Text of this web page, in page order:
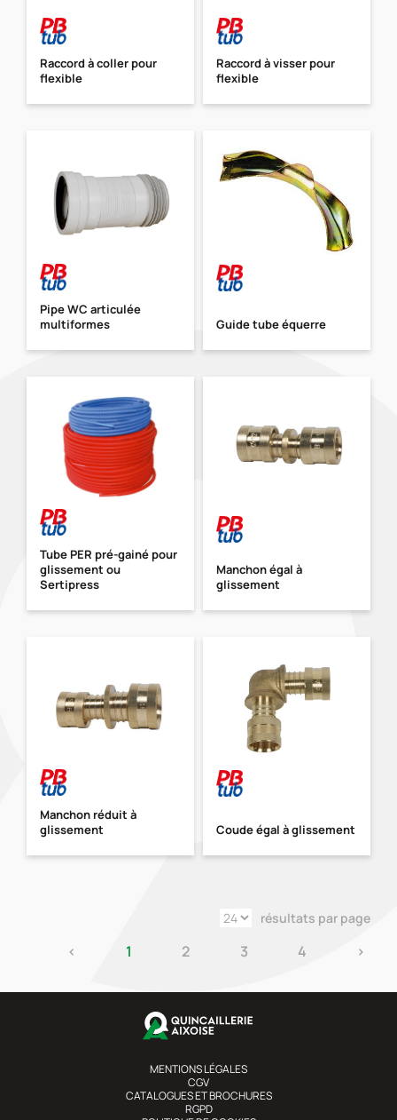
Raccord à coller pour
flexible
Raccord à visser pour
flexible
Pipe WC articulée
multiformes
Guide tube équerre
Tube PER pré-gainé pour
glissement ou
Sertipress
Manchon égal à
glissement
Manchon réduit à
glissement
Coude égal à glissement
résultats par page
‹ 1 2 3 4 ›
MENTIONS LÉGALES
CGV
CATALOGUES ET BROCHURES
RGPD